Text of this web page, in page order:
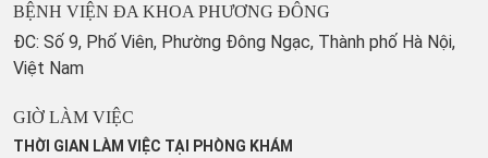
BỆNH VIỆN ĐA KHOA PHƯƠNG ĐÔNG
ĐC: Số 9, Phố Viên, Phường Đông Ngạc, Thành phố Hà Nội,
Việt Nam
GIỜ LÀM VIỆC
THỜI GIAN LÀM VIỆC TẠI PHÒNG KHÁM